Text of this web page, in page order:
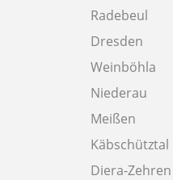
Radebeul
Dresden
Weinböhla
Niederau
Meißen
Käbschütztal
Diera-Zehren